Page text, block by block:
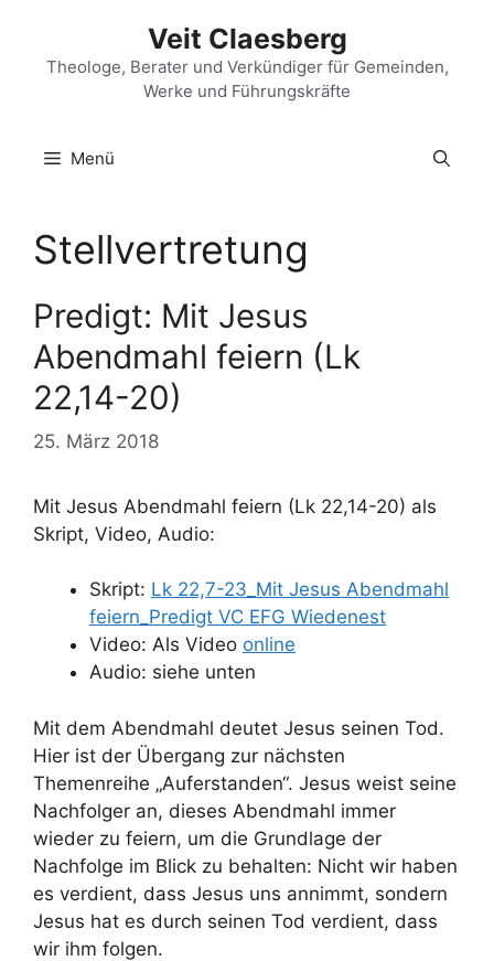
springen
Veit Claesberg
Theologe, Berater und Verkündiger für Gemeinden,
Werke und Führungskräfte
Menü
Stellvertretung
Predigt: Mit Jesus
Abendmahl feiern (Lk
22,14-20)
25. März 2018
Mit Jesus Abendmahl feiern (Lk 22,14-20) als
Skript, Video, Audio:
Skript: Lk 22,7-23_Mit Jesus Abendmahl
feiern_Predigt VC EFG Wiedenest
Video: Als Video online
Audio: siehe unten
Mit dem Abendmahl deutet Jesus seinen Tod.
Hier ist der Übergang zur nächsten
Themenreihe „Auferstanden“. Jesus weist seine
Nachfolger an, dieses Abendmahl immer
wieder zu feiern, um die Grundlage der
Nachfolge im Blick zu behalten: Nicht wir haben
es verdient, dass Jesus uns annimmt, sondern
Jesus hat es durch seinen Tod verdient, dass
wir ihm folgen.